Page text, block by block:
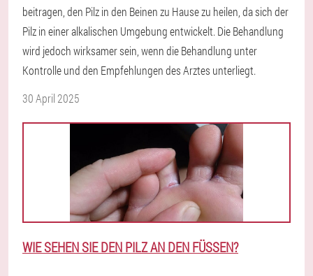
beitragen, den Pilz in den Beinen zu Hause zu heilen, da sich der
Pilz in einer alkalischen Umgebung entwickelt. Die Behandlung
wird jedoch wirksamer sein, wenn die Behandlung unter
Kontrolle und den Empfehlungen des Arztes unterliegt.
30 April 2025
WIE SEHEN SIE DEN PILZ AN DEN FÜSSEN?